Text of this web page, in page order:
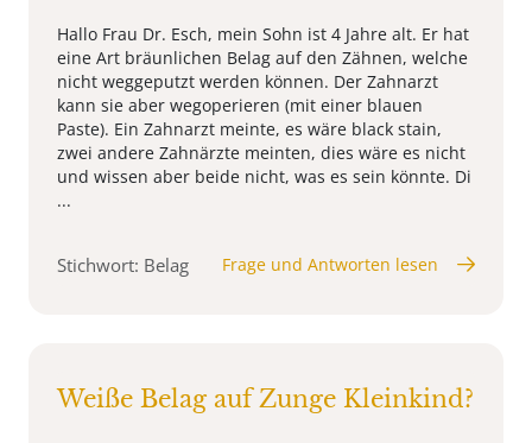
Hallo Frau Dr. Esch, mein Sohn ist 4 Jahre alt. Er hat
eine Art bräunlichen Belag auf den Zähnen, welche
nicht weggeputzt werden können. Der Zahnarzt
kann sie aber wegoperieren (mit einer blauen
Paste). Ein Zahnarzt meinte, es wäre black stain,
zwei andere Zahnärzte meinten, dies wäre es nicht
und wissen aber beide nicht, was es sein könnte. Di
...
Stichwort: Belag Frage und Antworten lesen
Weiße Belag auf Zunge Kleinkind?